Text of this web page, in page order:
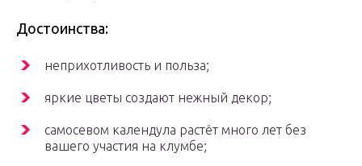
Достоинства:
неприхотливость и польза;
яркие цветы создают нежный декор;
самосевом календула растёт много лет без
вашего участия на клумбе;